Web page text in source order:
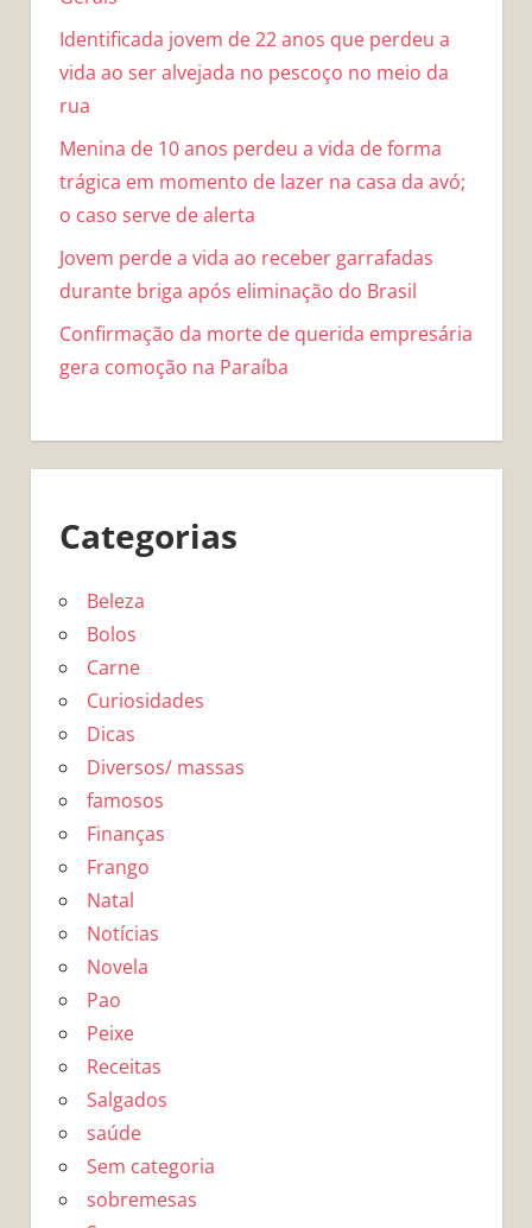
Identificada jovem de 22 anos que perdeu a
vida ao ser alvejada no pescoço no meio da
rua
Menina de 10 anos perdeu a vida de forma
trágica em momento de lazer na casa da avó;
o caso serve de alerta
Jovem perde a vida ao receber garrafadas
durante briga após eliminação do Brasil
Confirmação da morte de querida empresária
gera comoção na Paraíba
Categorias
Beleza
Bolos
Carne
Curiosidades
Dicas
Diversos/ massas
famosos
Finanças
Frango
Natal
Notícias
Novela
Pao
Peixe
Receitas
Salgados
saúde
Sem categoria
sobremesas